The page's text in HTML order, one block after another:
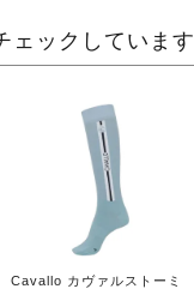
ェックしています
Cavallo カヴァルストーミ